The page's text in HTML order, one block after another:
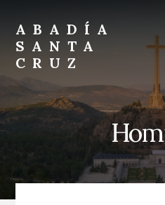
content
footer
ABADÍA
SANTA
CRUZ